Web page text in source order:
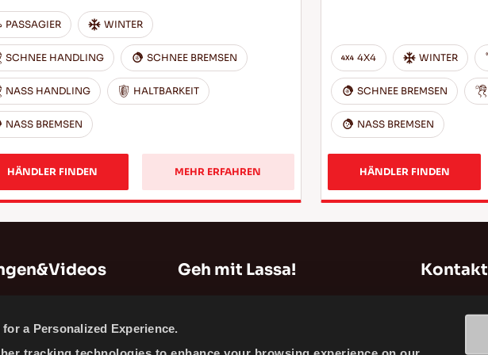
a Personalized Experience.
PASSAGIER WINTER
SCHNEE HANDLING SCHNEE BREMSEN
NASS HANDLING HALTBARKEIT
NASS BREMSEN
HÄNDLER FINDEN MEHR ERFAHREN
4X4 WINTER
SCHNEE BREMSEN
NASS BREMSEN
HÄNDLER FINDEN
Geh mit Lassa! Kontakt